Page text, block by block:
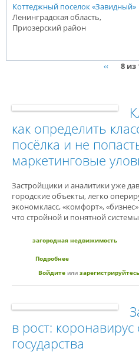
Коттеджный поселок «Завидный»
Ленинградская область,
Приозерский район
‹‹
8 из
как определить
посёлка и не
маркетинговые
Застройщики и аналитики уже
городские объекты, легко
экономкласс, «комфорт»,
что стройной и понятной
загородная недвижимость
Подробнее
посёлка и не
Войдите или зарегистрируйтесь
в рост:
государства